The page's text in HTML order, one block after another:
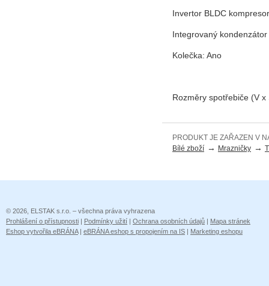
Invertor BLDC kompresor
Integrovaný
Kolečka: Ano
Rozměry spotřebiče (V
PRODUKT JE ZAŘAZEN V
Bílé zboží → Mrazničky →
© 2026, ELSTAK s.r.o. – všechna práva vyhrazena
Prohlášení o přístupnosti
Podmínky užití Ochrana osobních údajů
Mapa stránek
Eshop vytvořila eBRÁNA| eBRÁNA eshop s propojením na IS Marketing eshopu